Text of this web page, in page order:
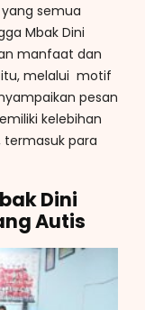
semua
Mbak Dini
manfaat dan
itu, melalui motif
pesan
kelebihan
para
Dini
Autis